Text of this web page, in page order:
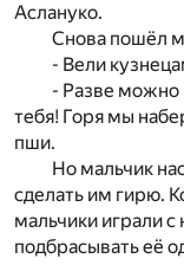
Аслануко.
Снова пошёл
- Вели
- Разве можно
тебя! Горя мы
пши.
Но мальчик
сделать им гирю.
мальчики играли с
подбрасывать её